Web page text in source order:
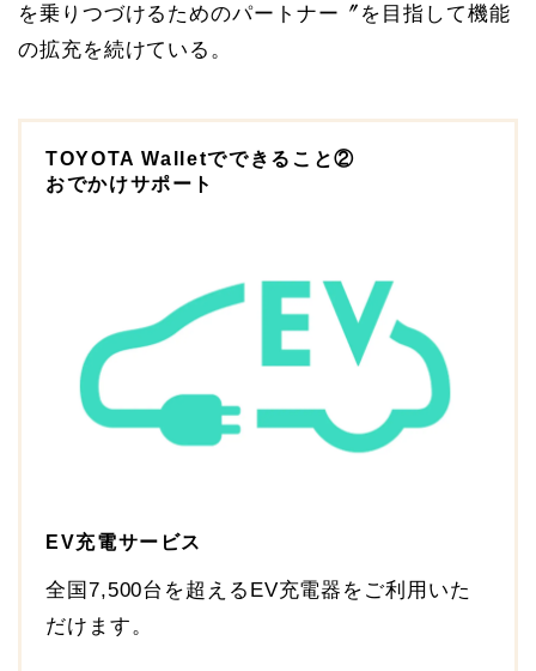
を乗りつづけるためのパートナー〞を目指して機能
の拡充を続けている。
TOYOTA Walletでできること②
おでかけサポート
EV充電サービス
全国7,500台を超えるEV充電器をご利用いた
だけます。